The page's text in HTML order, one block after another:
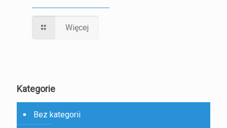
Więcej
Kategorie
Bez kategorii